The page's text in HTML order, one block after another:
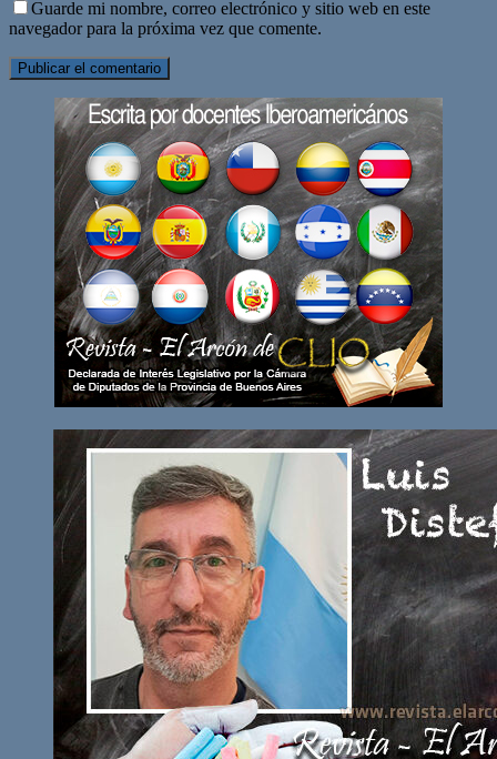
Guarde mi nombre, correo electrónico y sitio web en este
navegador para la próxima vez que comente.